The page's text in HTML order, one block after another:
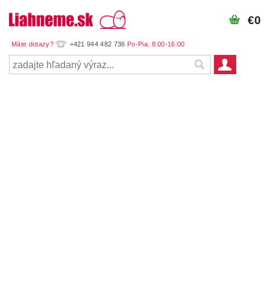
+421 944 482 736
€0